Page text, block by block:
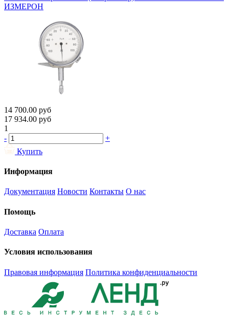
ИЗМЕРОН
14 700.00 руб
17 934.00 руб
1
-
+
Купить
Информация
Документация Новости Контакты О нас
Помощь
Доставка Оплата
Условия использования
Правовая информация Политика конфиденциальности